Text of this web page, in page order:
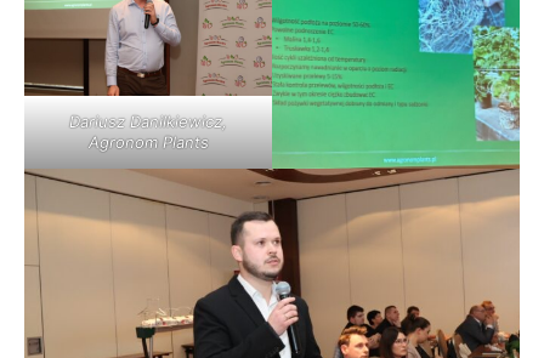
Dariusz Danilkiewicz,
Agronom Plants